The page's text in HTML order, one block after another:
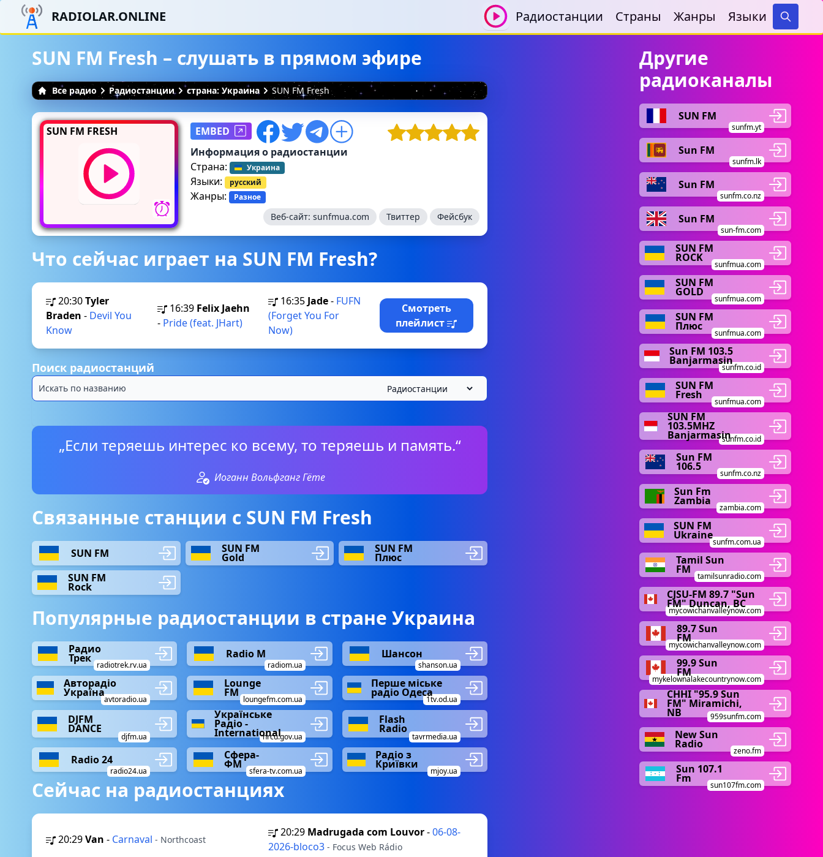
RADIOLAR.ONLINE Радиостанции Страны Жанры Языки
Search
SUN FM Fresh – слушать в прямом эфире
Все радио Радиостанции страна: Украина SUN FM Fresh
SUN FM FRESH
EMBED
Информация о радиостанции
Страна:
Украина
Языки: русский
Жанры: Разное
Веб-сайт: sunfmua.com Твиттер Фейсбук
Что сейчас играет на SUN FM Fresh?
20:30Tyler
Braden - Devil You
Know
16:39 Felix Jaehn
- Pride (feat. JHart)
16:35 Jade- FUFN
(Forget You For
Now)
Смотреть
плейлист
Поиск радиостанций
„Если теряешь интерес ко всему, то теряешь и память.“
Иоганн Вольфганг Гёте
Связанные станции с SUN FM Fresh
SUN FM SUN FM
Gold
SUN FM
Плюс
SUN FM
Rock
Популярные радиостанции в стране Украина
Радио
Трек
radiotrek.rv.ua
Radio М
radiom.ua
Шансон
shanson.ua
Авторадіо
Україна
avtoradio.ua
Lounge
FM
loungefm.com.ua
Перше міське
радіо Одеса
1tv.od.ua
DJFM
DANCE
djfm.ua
Українське
Радіо -
Internationalnrcu.gov.ua
Flash
Radio
tavrmedia.ua
Radio 24
radio24.ua
Сфера-
ФМ
sfera-tv.com.ua
Радіо з
Криївки
mjoy.ua
Сейчас на радиостанциях
20:29Van - Carnaval - Northcoast
20:29 Madrugada com Louvor-06-08-
2026-bloco3 - Focus Web Rádio
Другие
радиоканалы
SUN FM
sunfm.yt
Sun FM
sunfm.lk
Sun FM
sunfm.co.nz
Sun FM
sun-fm.com
SUN FM
ROCK
sunfmua.com
SUN FM
GOLD
sunfmua.com
SUN FM
Плюс
sunfmua.com
Sun FM 103.5
Banjarmasin
sunfm.co.id
SUN FM
Fresh
sunfmua.com
SUN FM
103.5MHZ
Banjarmasinsunfm.co.id
Sun FM
106.5
sunfm.co.nz
Sun Fm
Zambia
zambia.com
SUN FM
Ukraine
sunfm.com.ua
Tamil Sun
FM
tamilsunradio.com
CJSU-FM 89.7 "Sun
FM" Duncan, BC
mycowichanvalleynow.com
89.7 Sun
FM
mycowichanvalleynow.com
99.9 Sun
FM
mykelownalakecountrynow.com
CHHI "95.9 Sun
FM" Miramichi,
NB 959sunfm.com
New Sun
Radio
zeno.fm
Sun 107.1
Fm
sun107fm.com